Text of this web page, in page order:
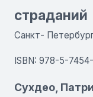
страданий
Санкт-
ISBN: 978-5-
Сухдео,